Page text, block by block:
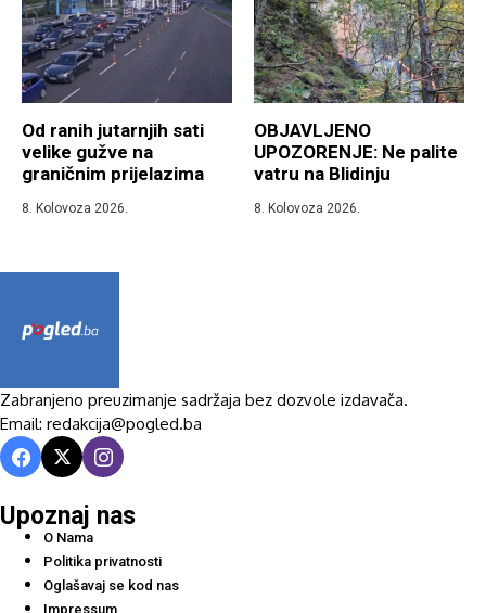
Od ranih jutarnjih sati
velike gužve na
graničnim prijelazima
8. Kolovoza 2026.
OBJAVLJENO
UPOZORENJE: Ne palite
vatru na Blidinju
8. Kolovoza 2026.
Zabranjeno preuzimanje sadržaja bez dozvole izdavača.
Email: redakcija@pogled.ba
Upoznaj nas
O Nama
Politika privatnosti
Oglašavaj se kod nas
Impressum